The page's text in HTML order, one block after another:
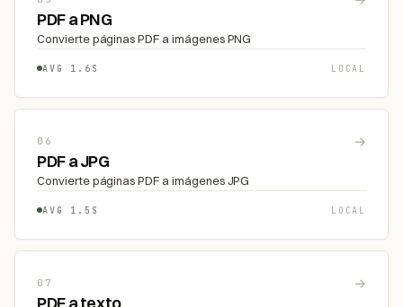
PDF a PNG
Convierte páginas PDF a imágenes PNG
AVG 1.6S LOCAL
06 →
PDF a JPG
Convierte páginas PDF a imágenes JPG
AVG 1.5S LOCAL
07 →
PDF a texto